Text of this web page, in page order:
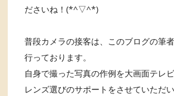
ださいね！(*^▽^*)
普段カメラの接客は、このブログの筆
行っております。
自身で撮った写真の作例を大画面テレ
レンズ選びのサポートをさせていただい